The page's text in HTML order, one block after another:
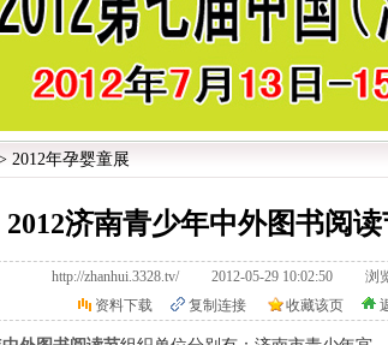
2012年孕婴童展
2012济南青少年中外图书阅
http://zhanhui.3328.tv/ 2012-05-29 10:02:50 浏
资料下载
复制连接 收藏该页